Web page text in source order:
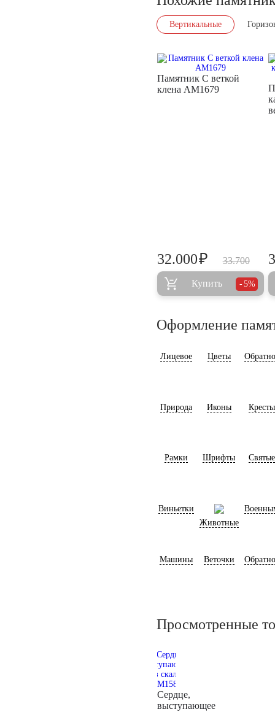
Вертикальные
Памятник С веткой
клена AM1679
33.700
32.000₽
Купить 5%
Оформление
Лицевое Цветы
Природа Иконы Кресты
Рамки Шрифты Святые
Виньетки
Животные
Машины Веточки
Просмотренные
Сердце,
выступающее